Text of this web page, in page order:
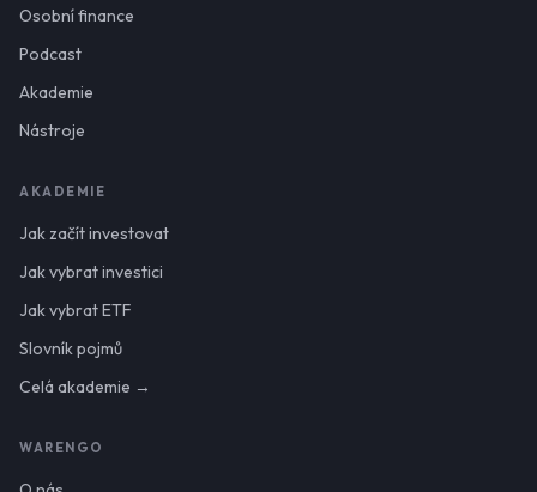
Osobní finance
Podcast
Akademie
Nástroje
AKADEMIE
Jak začít investovat
Jak vybrat investici
Jak vybrat ETF
Slovník pojmů
Celá akademie →
WARENGO